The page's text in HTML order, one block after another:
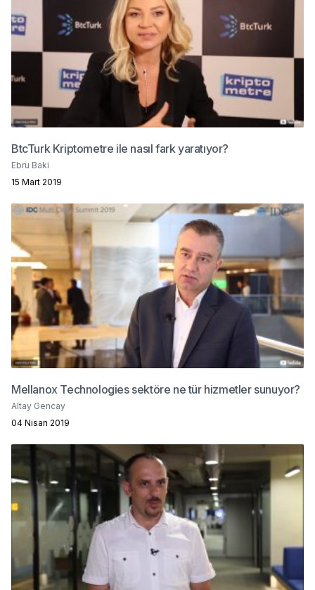
BtcTurk Kriptometre ile nasıl fark yaratıyor?
Ebru Baki
15 Mart 2019
Mellanox Technologies sektöre ne tür hizmetler sunuyor?
Altay Gencay
04 Nisan 2019